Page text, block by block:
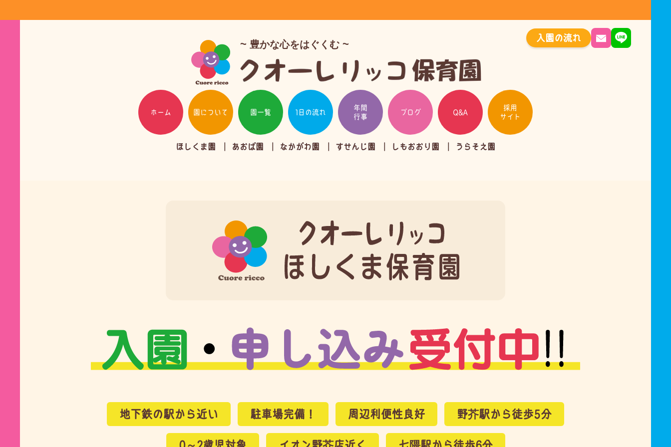
入園の流れ
豊かな心をはぐくむ
ホーム 園について 園一覧 1日の流れ
年間
行事
ブログ Q&A
採用
サイト
ほしくま園 あおば園 なかがわ園 すせんじ園 しもおおり園 うらそえ園
地下鉄の駅から近い 駐車場完備！ 周辺利便性良好 野芥駅から徒歩5分